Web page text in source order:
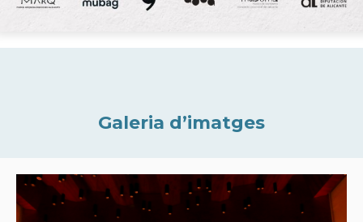
Galeria d’imatges